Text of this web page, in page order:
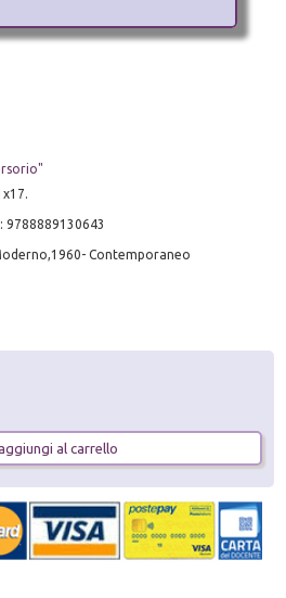
:9788889130643
Contemporaneo
al carrello